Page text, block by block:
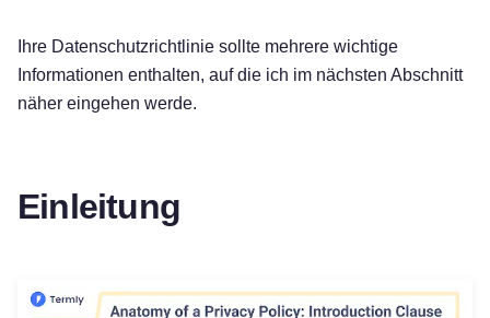
Ihre Datenschutzrichtlinie sollte mehrere wichtige
Informationen enthalten, auf die ich im nächsten Abschnitt
näher eingehen werde.
Einleitung